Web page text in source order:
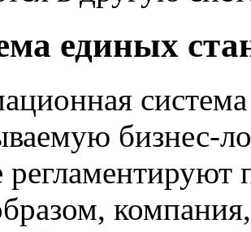
единых
бизнес-